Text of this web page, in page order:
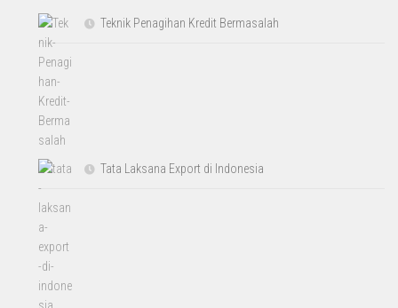
Teknik Penagihan Kredit Bermasalah
Tata Laksana Export di Indonesia